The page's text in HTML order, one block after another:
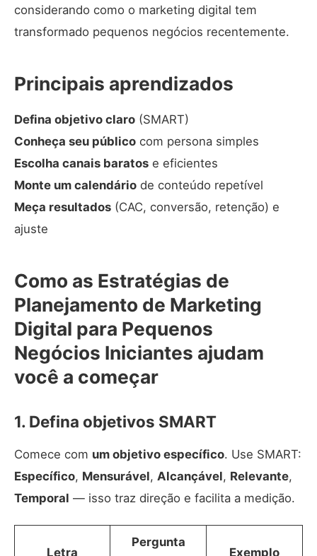
considerando como o marketing digital tem
transformado pequenos negócios recentemente.
Principais aprendizados
Defina objetivo claro (SMART)
Conheça seu público com persona simples
Escolha canais baratos e eficientes
Monte um calendário de conteúdo repetível
Meça resultados (CAC, conversão, retenção) e
ajuste
Como as Estratégias de
Planejamento de Marketing
Digital para Pequenos
Negócios Iniciantes ajudam
você a começar
1. Defina objetivos SMART
Comece com um objetivo específico. Use SMART:
Específico, Mensurável, Alcançável, Relevante,
Temporal — isso traz direção e facilita a medição.
Letra
Pergunta
Exemplo